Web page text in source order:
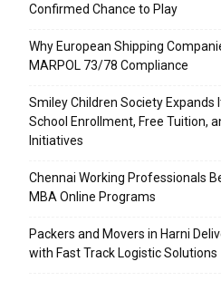
Confirmed Chance to Play
Why European Shipping
MARPOL 73/78 Compliance
Smiley Children Society
School Enrollment, Free Tuition,
Initiatives
Chennai Working Professionals
MBA Online Programs
Packers and Movers in Harni
with Fast Track Logistic Solutions